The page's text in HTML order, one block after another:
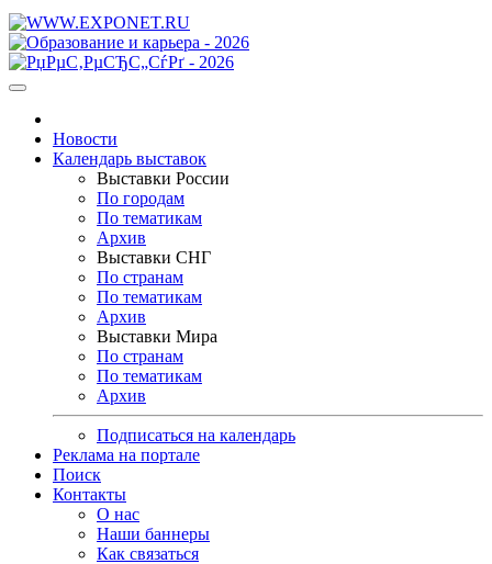
Новости
Календарь выставок
Выставки России
По городам
По тематикам
Архив
Выставки СНГ
По странам
По тематикам
Архив
Выставки Мира
По странам
По тематикам
Архив
Подписаться на календарь
Реклама на портале
Поиск
Контакты
О нас
Наши баннеры
Как связаться